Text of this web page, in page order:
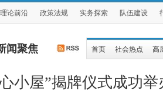
理论前沿 政策法规 实务探索 队伍建设
闻聚焦 首页 社会热点 高
小屋”揭牌仪式成功举